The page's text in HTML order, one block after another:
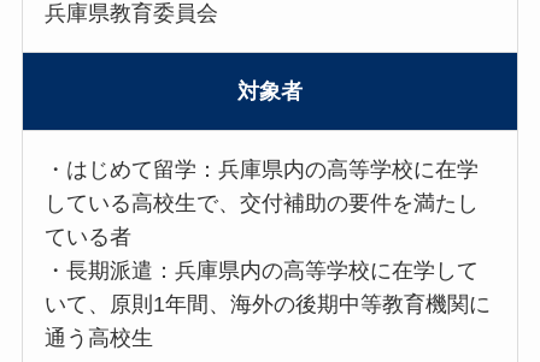
兵庫県教育委員会
対象者
・はじめて留学：兵庫県内の高等学校に在学
している高校生で、交付補助の要件を満たし
ている者
・長期派遣：兵庫県内の高等学校に在学して
いて、原則1年間、海外の後期中等教育機関に
通う高校生